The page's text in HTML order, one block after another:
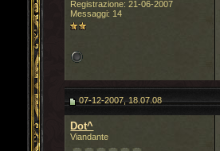
Registrazione: 21-06-2007
Messaggi: 14
07-12-2007, 18.07.08
Dot^
Viandante